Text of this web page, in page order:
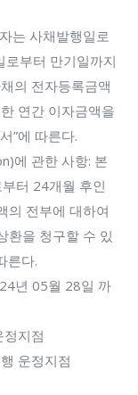
는 사채발행일로
로부터 만기일까지
의 전자등록금액
연간 이자금액을
”에 따른다.
에 관한 사항: 본
터 24개월 후인
의 전부에 대하여
환을 청구할 수 있
른다.
년 05월 28일 까
지점
운정지점